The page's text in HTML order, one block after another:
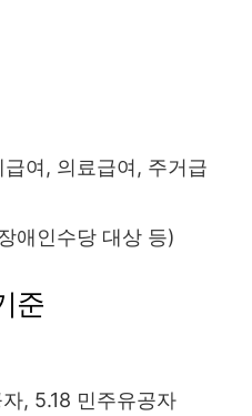
여, 의료급여, 주거급
애인수당 대상 등)
준
, 5.18 민주유공자